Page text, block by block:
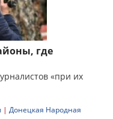
где
«при их
| Донецкая Народная